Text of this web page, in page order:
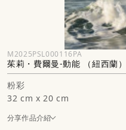
M2025PSL000116PA
茱莉・費爾曼-動能 （紐西蘭）
粉彩
32 cm x 20 cm
分享作品介紹